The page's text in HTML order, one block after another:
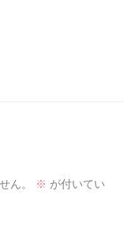
ん。 ※ が付いてい